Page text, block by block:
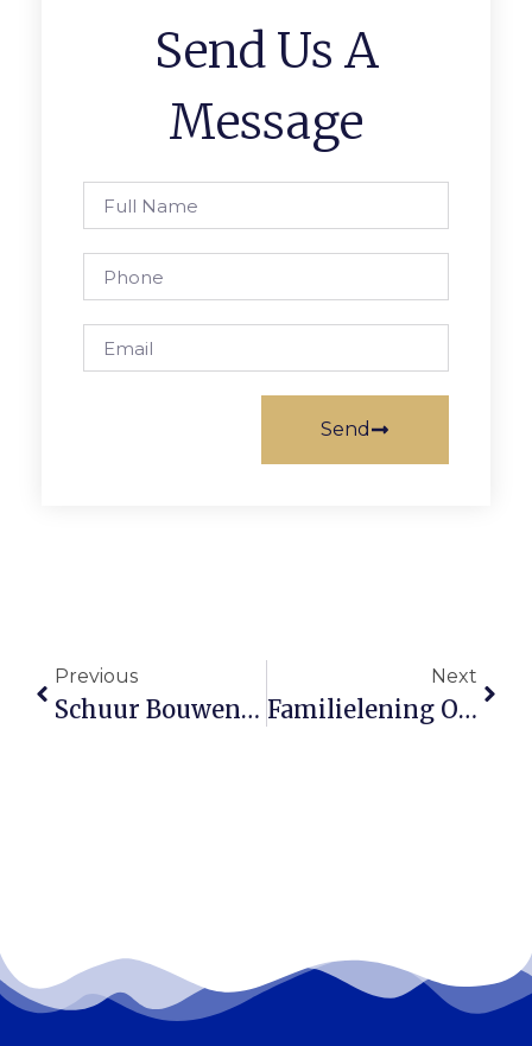
Send Us A
Message
Send
Previous
Schuur Bouwen Of Overkapping Plaatsen? Zo Werkt De 50 Procent Regel
Next
Familielening Op Papier: Zo Voorkom Je Ruzie En Problemen Met De Fiscus